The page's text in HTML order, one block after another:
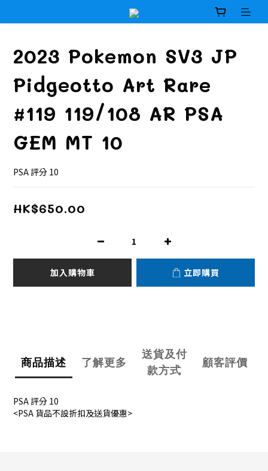
2023 Pokemon SV3 JP
Pidgeotto Art Rare
#119 119/108 AR PSA
GEM MT 10
PSA 評分 10
HK$650.00
加入購物車 立即購買
商品描述 了解更多
送貨及付
款方式
顧客評價
PSA 評分 10
<PSA 貨品不設折扣及送貨優惠>